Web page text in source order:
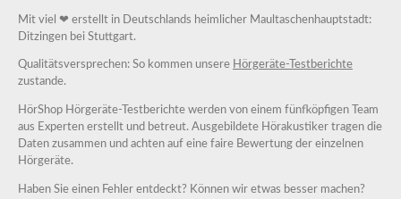
Mit viel ❤ erstellt in Deutschlands heimlicher Maultaschenhauptstadt:
Ditzingen bei Stuttgart.
Qualitätsversprechen: So kommen unsere Hörgeräte-Testberichte
zustande.
HörShop Hörgeräte-Testberichte werden von einem fünfköpfigen Team
aus Experten erstellt und betreut. Ausgebildete Hörakustiker tragen die
Daten zusammen und achten auf eine faire Bewertung der einzelnen
Hörgeräte.
Haben Sie einen Fehler entdeckt? Können wir etwas besser machen?